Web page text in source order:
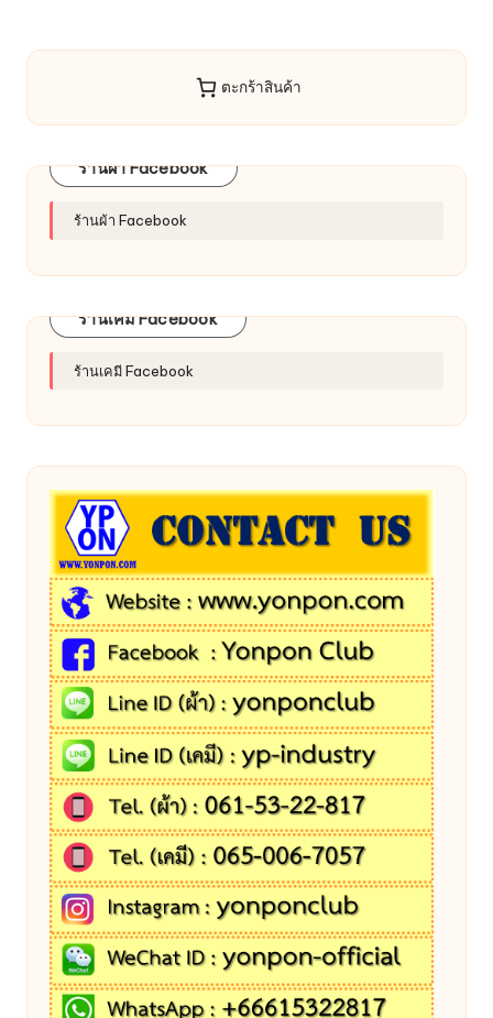
ตะกร้าสินค้า
ร้านผ้า Facebook
ร้านผ้า Facebook
ร้านเคมี Facebook
ร้านเคมี Facebook